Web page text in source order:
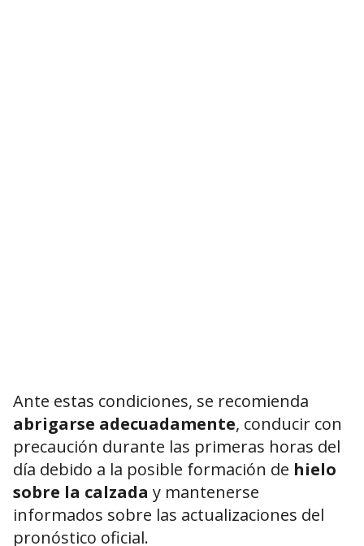
Ante estas condiciones, se recomienda
abrigarse adecuadamente, conducir con
precaución durante las primeras horas del
día debido a la posible formación de hielo
sobre la calzada y mantenerse
informados sobre las actualizaciones del
pronóstico oficial.